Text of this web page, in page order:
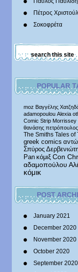
Πέτρος
Σοκοφρέτα
POPULAR
moz Βαγγέλης
adamopoulou Alexia
Comic Strip Morrissey
θανάσης πετρόπουλος
The Smiths Tales of
greek comics
Σπύρος
Pan κόμιξ Con
αδαμοπούλου
κόμικ
POST
January 2021
December 2020
November 2020
October 2020
September 2020